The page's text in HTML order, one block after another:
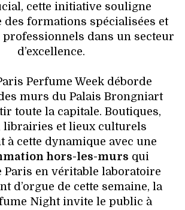
cette initiative souligne
des formations spécialisées et
dans un secteur
d’excellence.
Perfume Week déborde
murs du Palais Brongniart
toute la capitale. Boutiques,
librairies et lieux culturels
à cette dynamique avec une
hors-les-murs qui
en véritable laboratoire
d’orgue de cette semaine, la
Night invite le public à